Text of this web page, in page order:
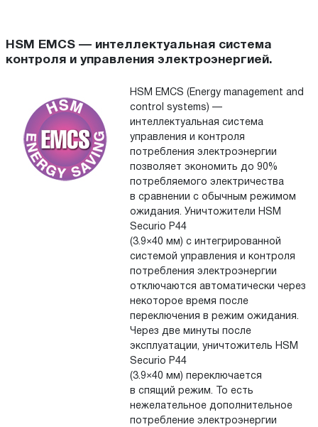
HSM EMCS — интеллектуальная система
контроля и управления электроэнергией.
HSM EMCS (Energy management and
control systems) —
интеллектуальная система
управления и контроля
потребления электроэнергии
позволяет экономить до 90%
потребляемого электричества
в сравнении с обычным режимом
ожидания. Уничтожители HSM
Securio P44
(3.9×40 мм) с интегрирован­ной
системой управления и контроля
потребления электроэнергии
отключаются автоматически через
некоторое время после
переключения в режим ожидания.
Через две минуты после
эксплуатации, уничтожитель HSM
Securio P44
(3.9×40 мм) переключается
в спящий режим. То есть
нежелательное дополнительное
потребление электроэнергии